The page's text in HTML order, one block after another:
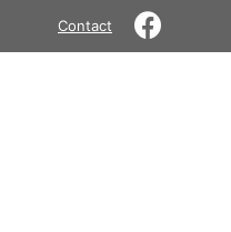
Contact